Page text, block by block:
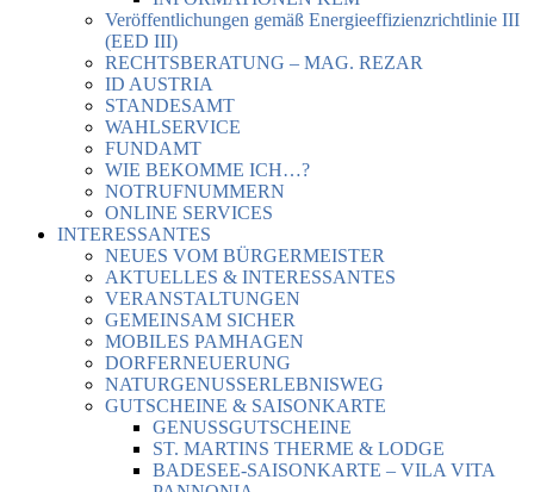
Veröffentlichungen gemäß Energieeffizienzrichtlinie III
(EED III)
RECHTSBERATUNG – MAG. REZAR
ID AUSTRIA
STANDESAMT
WAHLSERVICE
FUNDAMT
WIE BEKOMME ICH…?
NOTRUFNUMMERN
ONLINE SERVICES
INTERESSANTES
NEUES VOM BÜRGERMEISTER
AKTUELLES & INTERESSANTES
VERANSTALTUNGEN
GEMEINSAM SICHER
MOBILES PAMHAGEN
DORFERNEUERUNG
NATURGENUSSERLEBNISWEG
GUTSCHEINE & SAISONKARTE
GENUSSGUTSCHEINE
ST. MARTINS THERME & LODGE
BADESEE-SAISONKARTE – VILA VITA